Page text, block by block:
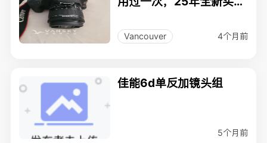
Vancouver 4个月前
佳能6d单反加镜头组
5个月前